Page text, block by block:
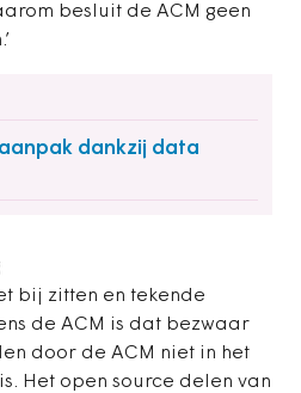
besluit de ACM geen
dankzij data
bij zitten en tekende
de ACM is dat bezwaar
door de ACM niet in het
Het open source delen van